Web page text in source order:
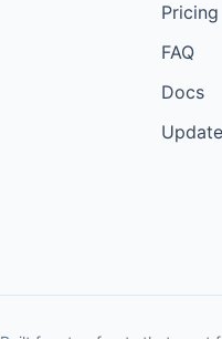
Pricing
FAQ
Docs